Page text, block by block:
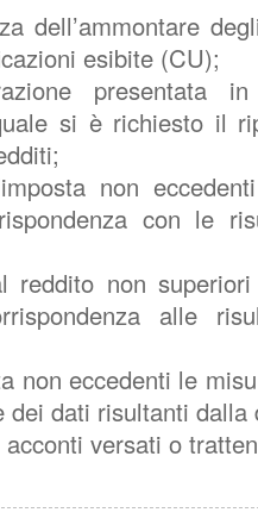
dell’ammontare
esibite (CU);
presentata
si è richiesto il
non
con le
reddito non
alle
non eccedenti le
dei dati risultanti dalla
versati o